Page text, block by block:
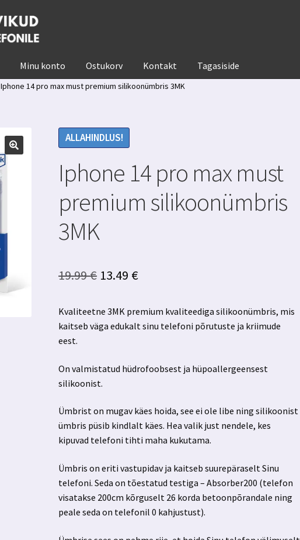
Minu konto Ostukorv Kontakt Tagasiside
Iphone 14 pro max must premium silikoonümbris 3MK
ALLAHINDLUS!
Iphone 14 pro max must
premium silikoonümbris
3MK
19.99€ Algne
oli:
13.49 €Praegune
on:
Kvaliteetne 3MK premium kvaliteediga silikoonümbris, mis
kaitseb väga edukalt sinu telefoni põrutuste ja kriimude
eest.
On valmistatud hüdrofoobsest ja hüpoallergeensest
silikoonist.
Ümbrist on mugav käes hoida, see ei ole libe ning silikoonist
ümbris püsib kindlalt käes. Hea valik just nendele, kes
kipuvad telefoni tihti maha kukutama.
Ümbris on eriti vastupidav ja kaitseb suurepäraselt Sinu
telefoni. Seda on tõestatud testiga – Absorber200 (telefon
visatakse 200cm kõrguselt 26 korda betoonpõrandale ning
peale seda on telefonil 0 kahjustust).